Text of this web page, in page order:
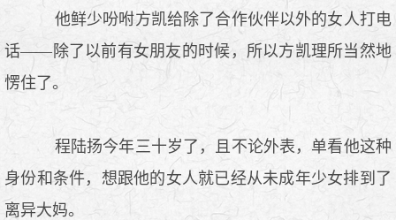
他鲜少吩咐方凯给除了合作伙伴以外的女人打电
话——除了以前有女朋友的时候，所以方凯理所当然地
愣住了。
程陆扬今年三十岁了，且不论外表，单看他这种
身份和条件，想跟他的女人就已经从未成年少女排到了
离异大妈。